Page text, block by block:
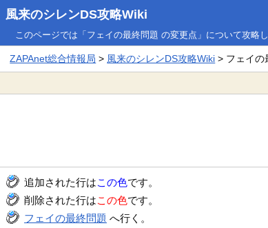
風来のシレンDS攻略Wiki
このページでは「フェイの最終問題 の変更点」について攻略し
ZAPAnet総合情報局 > 風来のシレンDS攻略Wiki > フェイの
追加された行はこの色です。
削除された行はこの色です。
フェイの最終問題 へ行く。